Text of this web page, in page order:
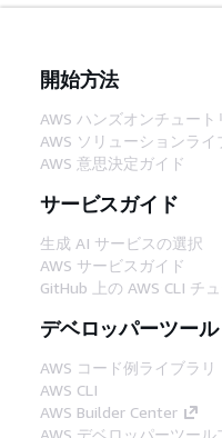
開始方法
AWS ハンズオンチュート
AWS ソリューションライ
AWS 意思決定ガイド
サービスガイド
生成 AI サービスの選択
AWS サービスガイド
GitHub 上の AWS CLI チ
デベロッパーツール
AWS コード例ライブラリ
AWS CLI
AWS Builder Center
AWS デベロッパーツール